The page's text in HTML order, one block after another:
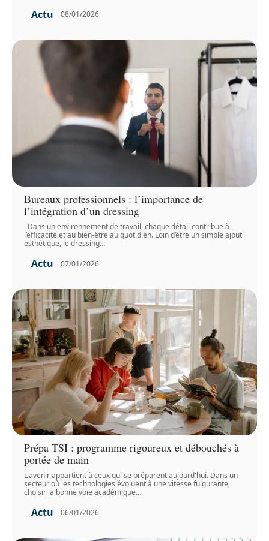
Actu 08/01/2026
Bureaux professionnels : l’importance de
l’intégration d’un dressing
Dans un environnement de travail, chaque détail contribue à
l’efficacité et au bien-être au quotidien. Loin d’être un simple ajout
esthétique, le dressing…
Actu 07/01/2026
Prépa TSI : programme rigoureux et débouchés à
portée de main
L'avenir appartient à ceux qui se préparent aujourd'hui. Dans un
secteur où les technologies évoluent à une vitesse fulgurante,
choisir la bonne voie académique…
Actu 06/01/2026